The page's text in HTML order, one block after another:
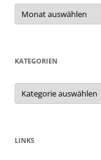
Archiv
KATEGORIEN
Kategorien
LINKS